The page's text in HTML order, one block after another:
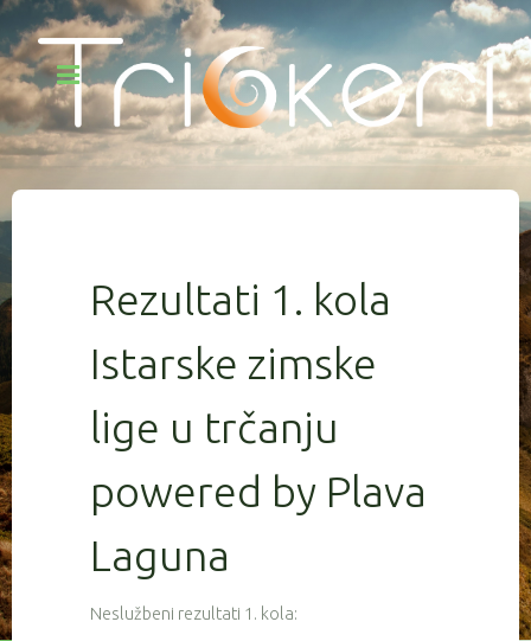
Rezultati 1. kola
Istarske zimske
lige u trčanju
powered by Plava
Laguna
Neslužbeni rezultati 1. kola: